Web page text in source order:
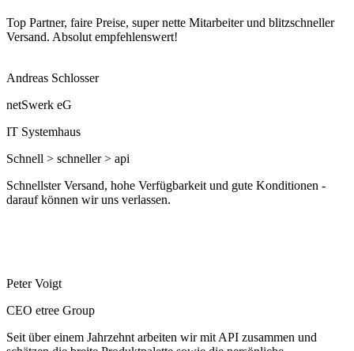
Top Partner, faire Preise, super nette Mitarbeiter und blitzschneller
Versand. Absolut empfehlenswert!
Andreas Schlosser
netSwerk eG
IT Systemhaus
Schnell > schneller > api
Schnellster Versand, hohe Verfügbarkeit und gute Konditionen -
darauf können wir uns verlassen.
Peter Voigt
CEO etree Group
Seit über einem Jahrzehnt arbeiten wir mit API zusammen und